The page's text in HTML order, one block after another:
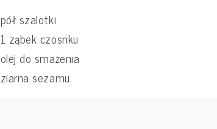
pół szalotki
1 ząbek czosnku
olej do smażenia
ziarna sezamu